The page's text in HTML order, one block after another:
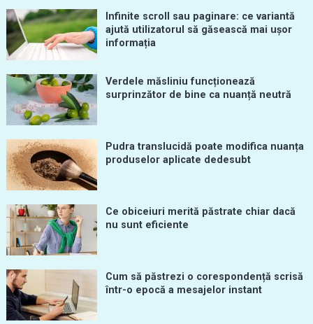
Infinite scroll sau paginare: ce variantă
ajută utilizatorul să găsească mai ușor
informația
Verdele măsliniu funcționează
surprinzător de bine ca nuanță neutră
Pudra translucidă poate modifica nuanța
produselor aplicate dedesubt
Ce obiceiuri merită păstrate chiar dacă
nu sunt eficiente
Cum să păstrezi o corespondență scrisă
într-o epocă a mesajelor instant